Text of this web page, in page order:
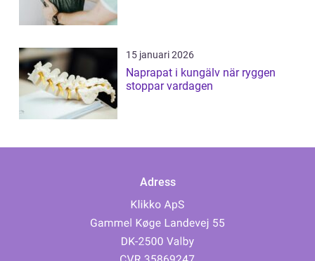
15 januari 2026
Naprapat i kungälv när ryggen
stoppar vardagen
Adress